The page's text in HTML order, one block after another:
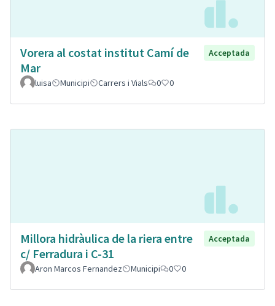
Vorera al costat institut Camí de
Mar
Acceptada
luisa Municipi Carrers i Vials 0 0
Millora hidràulica de la riera entre
c/ Ferradura i C-31
Acceptada
Aron Marcos Fernandez Municipi 0 0